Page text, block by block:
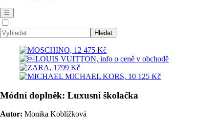
☰
Módní doplněk: Luxusní školačka
Autor: Monika Koblížková